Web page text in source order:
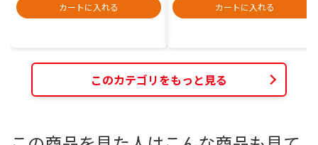
カートに入れる
カートに入れる
このカテゴリをもっと見る